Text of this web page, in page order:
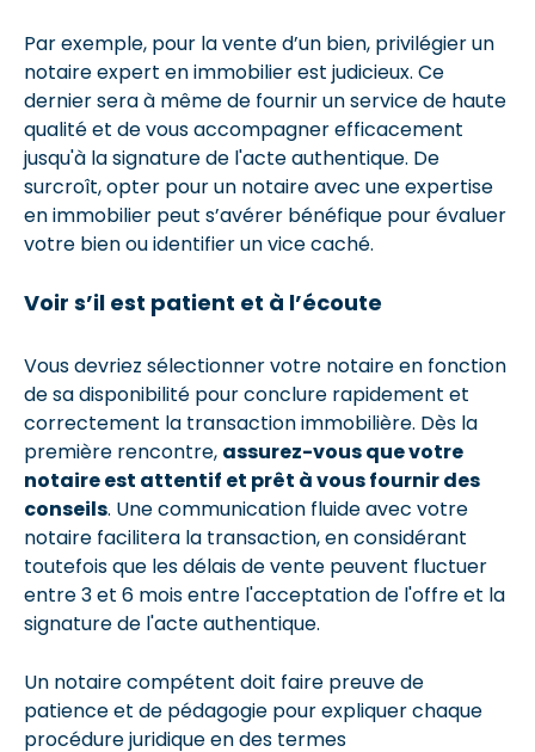
Par exemple, pour la vente d’un bien, privilégier un
notaire expert en immobilier est judicieux. Ce
dernier sera à même de fournir un service de haute
qualité et de vous accompagner efficacement
jusqu'à la signature de l'acte authentique. De
surcroît, opter pour un notaire avec une expertise
en immobilier peut s’avérer bénéfique pour évaluer
votre bien ou identifier un vice caché.
Voir s’il est patient et à l’écoute
Vous devriez sélectionner votre notaire en fonction
de sa disponibilité pour conclure rapidement et
correctement la transaction immobilière. Dès la
première rencontre, assurez-vous que votre
notaire est attentif et prêt à vous fournir des
conseils. Une communication fluide avec votre
notaire facilitera la transaction, en considérant
toutefois que les délais de vente peuvent fluctuer
entre 3 et 6 mois entre l'acceptation de l'offre et la
signature de l'acte authentique.
Un notaire compétent doit faire preuve de
patience et de pédagogie pour expliquer chaque
procédure juridique en des termes